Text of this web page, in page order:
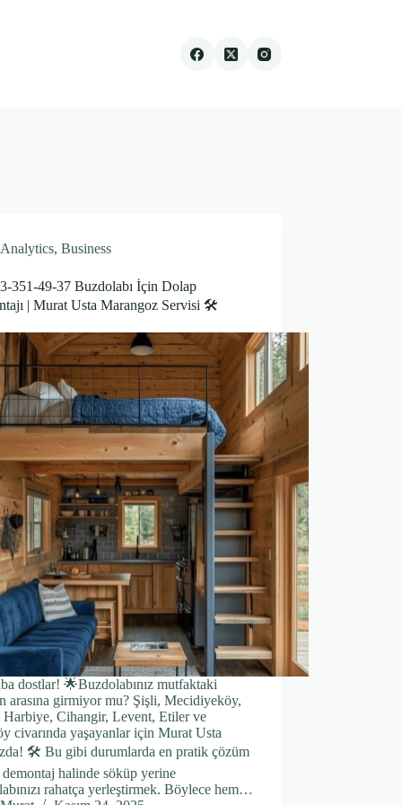
Analytics,Business
351-49-37 Buzdolabı İçin Dolap
| Murat Usta Marangoz Servisi 🛠️
dostlar! 🌟Buzdolabınız mutfaktaki
arasına girmiyor mu? Şişli, Mecidiyeköy,
Harbiye, Cihangir, Levent, Etiler ve
civarında yaşayanlar için Murat Usta
🛠️ Bu gibi durumlarda en pratik çözüm
demontaj halinde söküp yerine
rahatça yerleştirmek. Böylece hem…